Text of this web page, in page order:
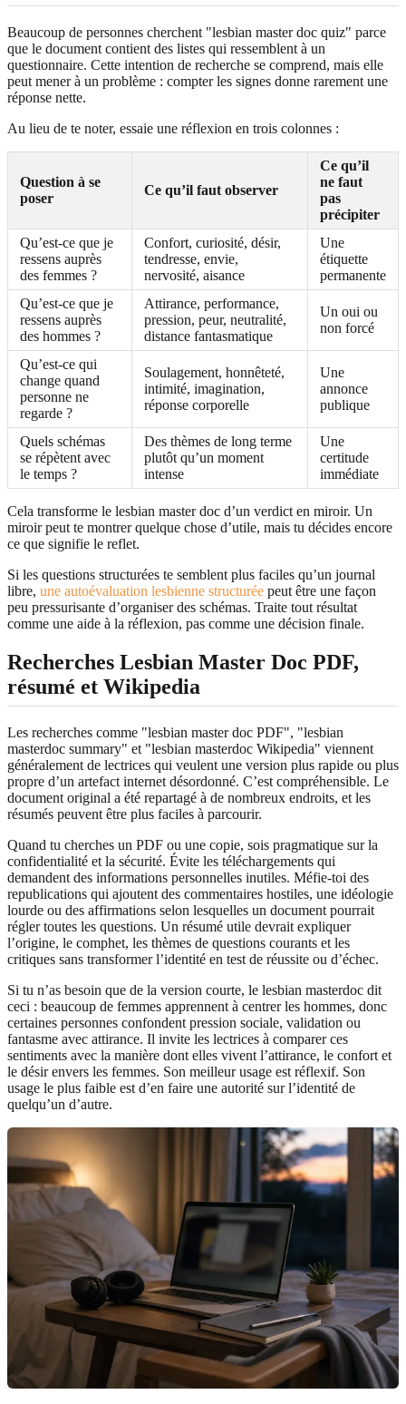
Beaucoup de personnes cherchent "lesbian master doc quiz" parce
que le document contient des listes qui ressemblent à un
questionnaire. Cette intention de recherche se comprend, mais elle
peut mener à un problème : compter les signes donne rarement une
réponse nette.
Au lieu de te noter, essaie une réflexion en trois colonnes :
Question à se
poser
Ce qu’il faut observer
Ce qu’il
ne faut
pas
précipiter
Qu’est-ce que je
ressens auprès
des femmes ?
Confort, curiosité, désir,
tendresse, envie,
nervosité, aisance
Une
étiquette
permanente
Qu’est-ce que je
ressens auprès
des hommes ?
Attirance, performance,
pression, peur, neutralité,
distance fantasmatique
Un oui ou
non forcé
Qu’est-ce qui
change quand
personne ne
regarde ?
Soulagement, honnêteté,
intimité, imagination,
réponse corporelle
Une
annonce
publique
Quels schémas
se répètent avec
le temps ?
Des thèmes de long terme
plutôt qu’un moment
intense
Une
certitude
immédiate
Cela transforme le lesbian master doc d’un verdict en miroir. Un
miroir peut te montrer quelque chose d’utile, mais tu décides encore
ce que signifie le reflet.
Si les questions structurées te semblent plus faciles qu’un journal
libre, une autoévaluation lesbienne structurée peut être une façon
peu pressurisante d’organiser des schémas. Traite tout résultat
comme une aide à la réflexion, pas comme une décision finale.
Recherches Lesbian Master Doc PDF,
résumé et Wikipedia
Les recherches comme "lesbian master doc PDF", "lesbian
masterdoc summary" et "lesbian masterdoc Wikipedia" viennent
généralement de lectrices qui veulent une version plus rapide ou plus
propre d’un artefact internet désordonné. C’est compréhensible. Le
document original a été repartagé à de nombreux endroits, et les
résumés peuvent être plus faciles à parcourir.
Quand tu cherches un PDF ou une copie, sois pragmatique sur la
confidentialité et la sécurité. Évite les téléchargements qui
demandent des informations personnelles inutiles. Méfie-toi des
republications qui ajoutent des commentaires hostiles, une idéologie
lourde ou des affirmations selon lesquelles un document pourrait
régler toutes les questions. Un résumé utile devrait expliquer
l’origine, le comphet, les thèmes de questions courants et les
critiques sans transformer l’identité en test de réussite ou d’échec.
Si tu n’as besoin que de la version courte, le lesbian masterdoc dit
ceci : beaucoup de femmes apprennent à centrer les hommes, donc
certaines personnes confondent pression sociale, validation ou
fantasme avec attirance. Il invite les lectrices à comparer ces
sentiments avec la manière dont elles vivent l’attirance, le confort et
le désir envers les femmes. Son meilleur usage est réflexif. Son
usage le plus faible est d’en faire une autorité sur l’identité de
quelqu’un d’autre.